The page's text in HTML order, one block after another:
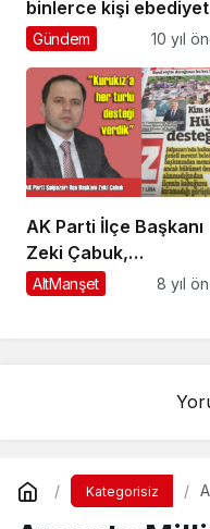
binlerce kişi
uğurladı
Gündem 10 yıl
AK Parti İlçe Başkanı
Zeki Çabuk,
“Belediyemizin
AltManşet 8 yıl
Kategorisiz